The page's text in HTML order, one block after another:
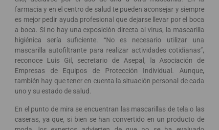
farmacia y en el centro de salud te pueden aconsejar y siempre
es mejor pedir ayuda profesional que dejarse llevar por el boca
a boca. Si no hay una exposición directa al virus, la mascarilla
higiénica sería suficiente. “No es necesario utilizar una
mascarilla autofiltrante para realizar actividades cotidianas”,
reconoce Luis Gil, secretario de Asepal, la Asociación de
Empresas de Equipos de Protección Individual. Aunque,
también hay que tener en cuenta la situación personal de cada
uno y su estado de salud.
En el punto de mira se encuentran las mascarillas de tela o las
caseras, ya que, si bien se han convertido en un producto de